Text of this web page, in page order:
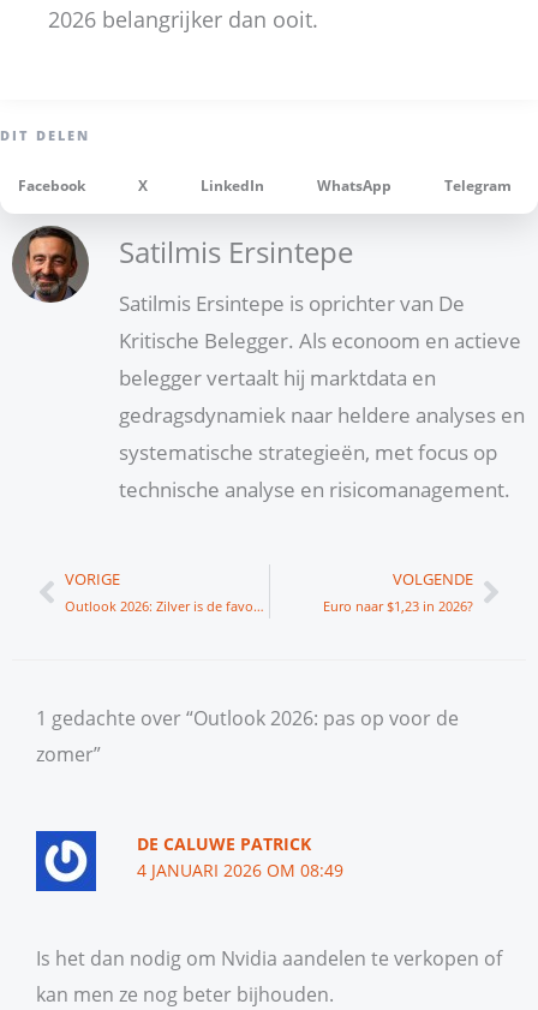
2026 belangrijker dan ooit.
Facebook X LinkedIn WhatsApp Telegram
Satilmis Ersintepe
Satilmis Ersintepe is oprichter van De
Kritische Belegger. Als econoom en actieve
belegger vertaalt hij marktdata en
gedragsdynamiek naar heldere analyses en
systematische strategieën, met focus op
technische analyse en risicomanagement.
Vorige
VORIGE
Outlook 2026: Zilver is de favoriet
VOLGENDE
Euro naar $1,23 in 2026?
1 gedachte over “Outlook 2026: pas op voor de
zomer”
DE CALUWE PATRICK
4 JANUARI 2026 OM 08:49
Is het dan nodig om Nvidia aandelen te verkopen of
kan men ze nog beter bijhouden.